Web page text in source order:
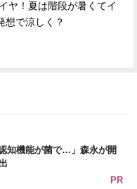
ヤ！夏は階段が暑くてイ
で涼しく？
知機能が菌で…」森永が開
PR